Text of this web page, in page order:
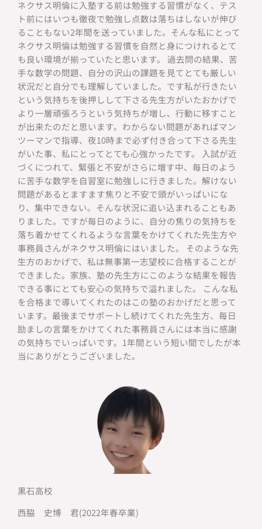
ネクサス明倫に入塾する前は勉強する習慣がなく、テス
ト前にはいつも徹夜で勉強し点数は落ちはしないが伸び
ることもない2年間を送っていました。そんな私にとって
ネクサス明倫は勉強する習慣を自然と身につけれるとて
も良い環境が揃っていたと思います。 過去問の結果、苦
手な数学の問題、自分の沢山の課題を見てとても厳しい
状況だと自分でも理解していました。です私が行きたい
という気持ちを後押しして下さる先生方がいたおかげで
より一層頑張ろうという気持ちが増し、行動に移すこと
が出来たのだと思います。わからない問題があればマン
ツーマンで指導、夜10時まで必ず付き合って下さる先生
がいた事、私にとってとても心強かったです。 入試が近
づくにつれて、緊張と不安がさらに増す中、毎日のよう
に苦手な数学を自習室に勉強しに行きました。解けない
問題があるとますます焦りと不安で頭がいっぱいにな
り、集中できない。そんな状況に追い込まれることもあ
りました。ですが毎日のように、自分の焦りの気持ちを
落ち着かせてくれるような言葉をかけてくれた先生方や
事務員さんがネクサス明倫にはいました。 そのような先
生方のおかげで、私は無事第一志望校に合格することが
できました。家族、塾の先生方にこのような結果を報告
できる事にとても安心の気持ちで溢れました。 こんな私
を合格まで導いてくれたのはこの塾のおかげだと思って
います。最後までサポートし続けてくれた先生方、毎日
励ましの言葉をかけてくれた事務員さんには本当に感謝
の気持ちでいっぱいです。1年間という短い間でしたが本
当にありがとうございました。
黒石高校
西脇 史博 君(2022年春卒業)